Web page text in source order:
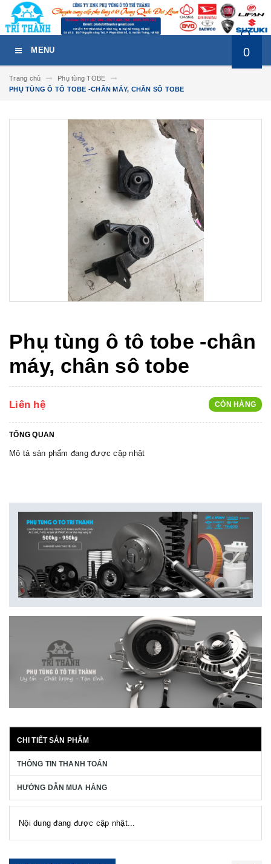
MENU 0
Trang chủ
Phụ tùng TOBE
PHỤ TÙNG Ô TÔ TOBE -CHÂN MÁY, CHÂN SÔ TOBE
Phụ tùng ô tô tobe -chân
máy, chân sô tobe
Liên hệ CÒN HÀNG
TỔNG QUAN
Mô tả sản phẩm đang được cập nhật
CHI TIẾT SẢN PHẨM
THÔNG TIN THANH TOÁN
HƯỚNG DẪN MUA HÀNG
Nội dung đang được cập nhật...